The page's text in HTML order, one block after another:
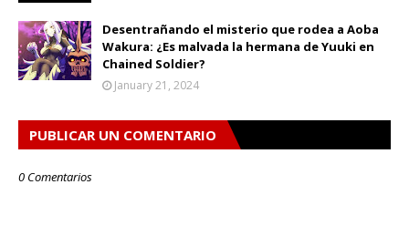
Desentrañando el misterio que rodea a Aoba
Wakura: ¿Es malvada la hermana de Yuuki en
Chained Soldier?
January 21, 2024
PUBLICAR UN COMENTARIO
0 Comentarios